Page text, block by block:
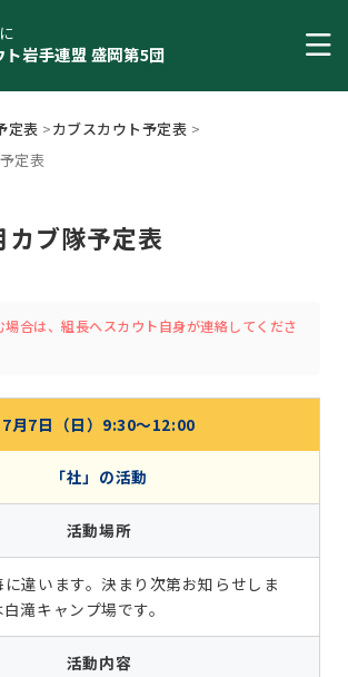
岩手連盟 盛岡第5団
定表 >カブスカウト予定表 >
定表
ブ隊予定表
場合は、組長へスカウト自身が連絡してくださ
7月7日（日）9:30～12:00
「社」の活動
活動場所
違います。決まり次第お知らせしま
滝キャンプ場です。
活動内容